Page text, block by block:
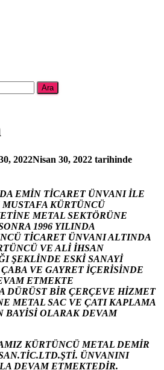
2022Nisan 30, 2022 tarihinde
EMİN TİCARET ÜNVANI İLE
KÜRTÜNCÜ
METAL SEKTÖRÜNE
1996 YILINDA
TİCARET ÜNVANI ALTINDA
VE ALİ İHSAN
ŞEKLİNDE ESKİ SANAYİ
VE GAYRET İÇERİSİNDE
ETMEKTE
DÜRÜST BİR ÇERÇEVE HİZMET
METAL SAC VE ÇATI KAPLAMA
BAYİSİ OLARAK DEVAM
KÜRTÜNCÜ METAL DEMİR
ÜNVANINI
DEVAM ETMEKTEDİR.